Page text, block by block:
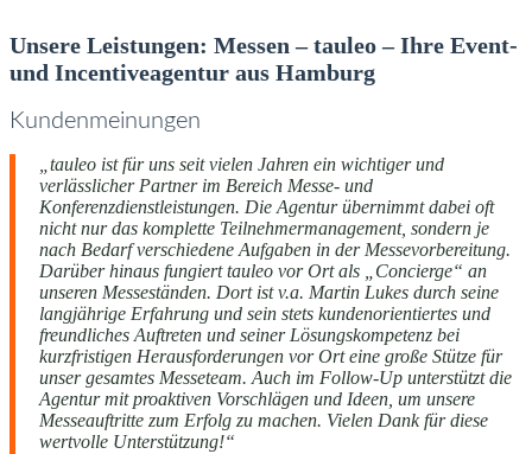
Unsere Leistungen: Messen – tauleo – Ihre Event-
und Incentiveagentur aus Hamburg
Kundenmeinungen
„tauleo ist für uns seit vielen Jahren ein wichtiger und
verlässlicher Partner im Bereich Messe- und
Konferenzdienstleistungen. Die Agentur übernimmt dabei oft
nicht nur das komplette Teilnehmermanagement, sondern je
nach Bedarf verschiedene Aufgaben in der Messevorbereitung.
Darüber hinaus fungiert tauleo vor Ort als „Concierge“ an
unseren Messeständen. Dort ist v.a. Martin Lukes durch seine
langjährige Erfahrung und sein stets kundenorientiertes und
freundliches Auftreten und seiner Lösungskompetenz bei
kurzfristigen Herausforderungen vor Ort eine große Stütze für
unser gesamtes Messeteam. Auch im Follow-Up unterstützt die
Agentur mit proaktiven Vorschlägen und Ideen, um unsere
Messeauftritte zum Erfolg zu machen. Vielen Dank für diese
wertvolle Unterstützung!“